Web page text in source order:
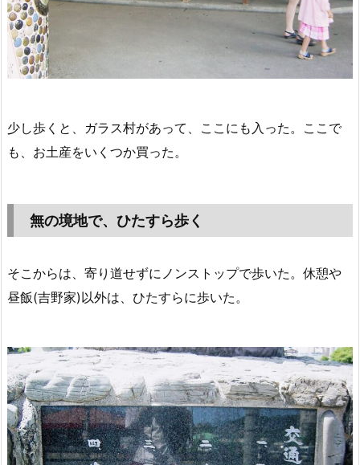
少し歩くと、ガラス村があって、ここにも入った。ここで
も、お土産をいくつか買った。
無の境地で、ひたすら歩く
そこからは、寄り道せずにノンストップで歩いた。休憩や
昼飯(吉野家)以外は、ひたすらに歩いた。